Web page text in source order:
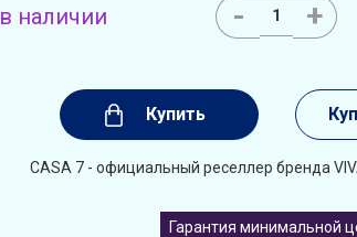
в наличии - +
Купить
CASA 7 - официальный реселлер бренда
Гарантия минимальной